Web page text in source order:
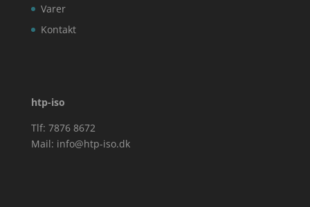
Varer
Kontakt
htp-iso
Tlf: 7876 8672
Mail: info@htp-iso.dk